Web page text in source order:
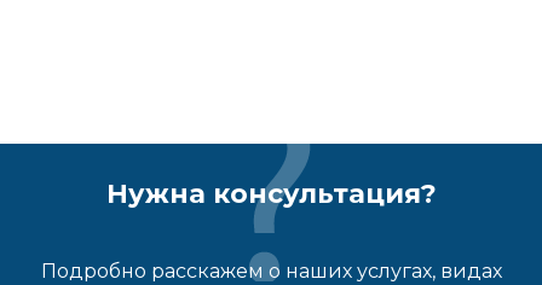
Нужна консультация?
Подробно расскажем о наших услугах, видах